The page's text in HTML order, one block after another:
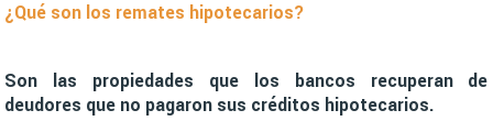
¿Qué son los remates hipotecarios?
Son las propiedades que los bancos recuperan de
deudores que no pagaron sus créditos hipotecarios.